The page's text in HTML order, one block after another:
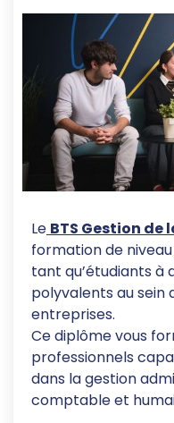
Le BTS Gestion de
formation de niveau
tant qu’étudiants à
polyvalents au sein
entreprises.
Ce diplôme vous
professionnels
dans la gestion
comptable et